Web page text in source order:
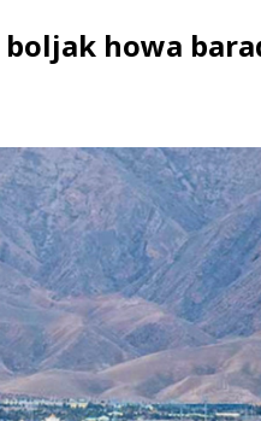
howa